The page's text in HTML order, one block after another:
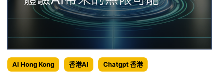
AI Hong Kong 香港AI Chatgpt 香港